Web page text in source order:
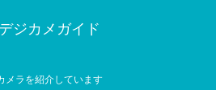
ジカメガイド
メラを紹介しています